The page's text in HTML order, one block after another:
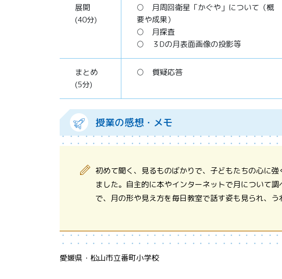
展開
(40分)
○ 月周回衛星「かぐや」について（概
要や成果）
○ 月探査
○ ３Dの月表面画像の投影等
まとめ
(5分)
○ 質疑応答
授業の感想・メモ
初めて聞く、見るものばかりで、子どもたちの心に
ました。自主的に本やインターネットで月について
で、月の形や見え方を毎日教室で話す姿も見られ、う
愛媛県・松山市立番町小学校